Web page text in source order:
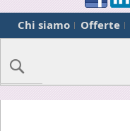
Chi siamo Offerte